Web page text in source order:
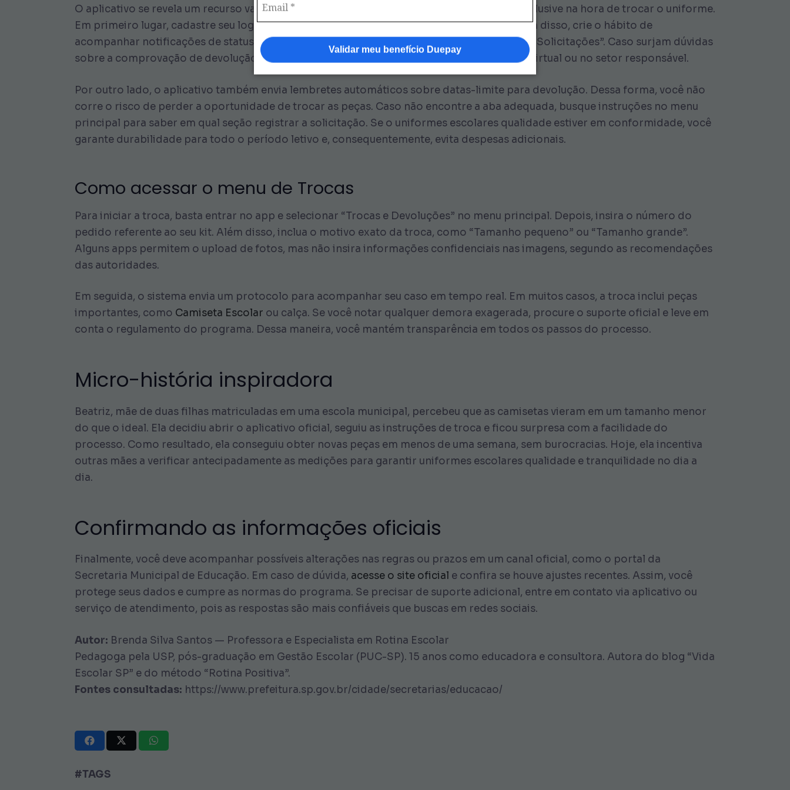
Validar meu benefício Duepay
O aplicativo se revela um recurso valioso para você gerenciar os pedidos do kit escolar, inclusive na hora de trocar o uniforme.
Em primeiro lugar, cadastre seu login e senha com segurança, evitando senhas óbvias. Além disso, crie o hábito de
acompanhar notificações de status de pedidos e comunicações de prazos na área “Minhas Solicitações”. Caso surjam dúvidas
sobre a comprovação de devolução, confirme as exigências diretamente no atendimento virtual ou no setor responsável.
Por outro lado, o aplicativo também envia lembretes automáticos sobre datas-limite para devolução. Dessa forma, você não
corre o risco de perder a oportunidade de trocar as peças. Caso não encontre a aba adequada, busque instruções no menu
principal para saber em qual seção registrar a solicitação. Se o uniformes escolares qualidade estiver em conformidade, você
garante durabilidade para todo o período letivo e, consequentemente, evita despesas adicionais.
Como acessar o menu de Trocas
Para iniciar a troca, basta entrar no app e selecionar “Trocas e Devoluções” no menu principal. Depois, insira o número do
pedido referente ao seu kit. Além disso, inclua o motivo exato da troca, como “Tamanho pequeno” ou “Tamanho grande”.
Alguns apps permitem o upload de fotos, mas não insira informações confidenciais nas imagens, segundo as recomendações
das autoridades.
Em seguida, o sistema envia um protocolo para acompanhar seu caso em tempo real. Em muitos casos, a troca inclui peças
importantes, como Camiseta Escolar ou calça. Se você notar qualquer demora exagerada, procure o suporte oficial e leve em
conta o regulamento do programa. Dessa maneira, você mantém transparência em todos os passos do processo.
Micro-história inspiradora
Beatriz, mãe de duas filhas matriculadas em uma escola municipal, percebeu que as camisetas vieram em um tamanho menor
do que o ideal. Ela decidiu abrir o aplicativo oficial, seguiu as instruções de troca e ficou surpresa com a facilidade do
processo. Como resultado, ela conseguiu obter novas peças em menos de uma semana, sem burocracias. Hoje, ela incentiva
outras mães a verificar antecipadamente as medições para garantir uniformes escolares qualidade e tranquilidade no dia a
dia.
Confirmando as informações oficiais
Finalmente, você deve acompanhar possíveis alterações nas regras ou prazos em um canal oficial, como o portal da
Secretaria Municipal de Educação. Em caso de dúvida, acesse o site oficial e confira se houve ajustes recentes. Assim, você
protege seus dados e cumpre as normas do programa. Se precisar de suporte adicional, entre em contato via aplicativo ou
serviço de atendimento, pois as respostas são mais confiáveis que buscas em redes sociais.
Autor: Brenda Silva Santos — Professora e Especialista em Rotina Escolar
Pedagoga pela USP, pós-graduação em Gestão Escolar (PUC-SP). 15 anos como educadora e consultora. Autora do blog “Vida
Escolar SP” e do método “Rotina Positiva”.
Fontes consultadas: https://www.prefeitura.sp.gov.br/cidade/secretarias/educacao/
#TAGS